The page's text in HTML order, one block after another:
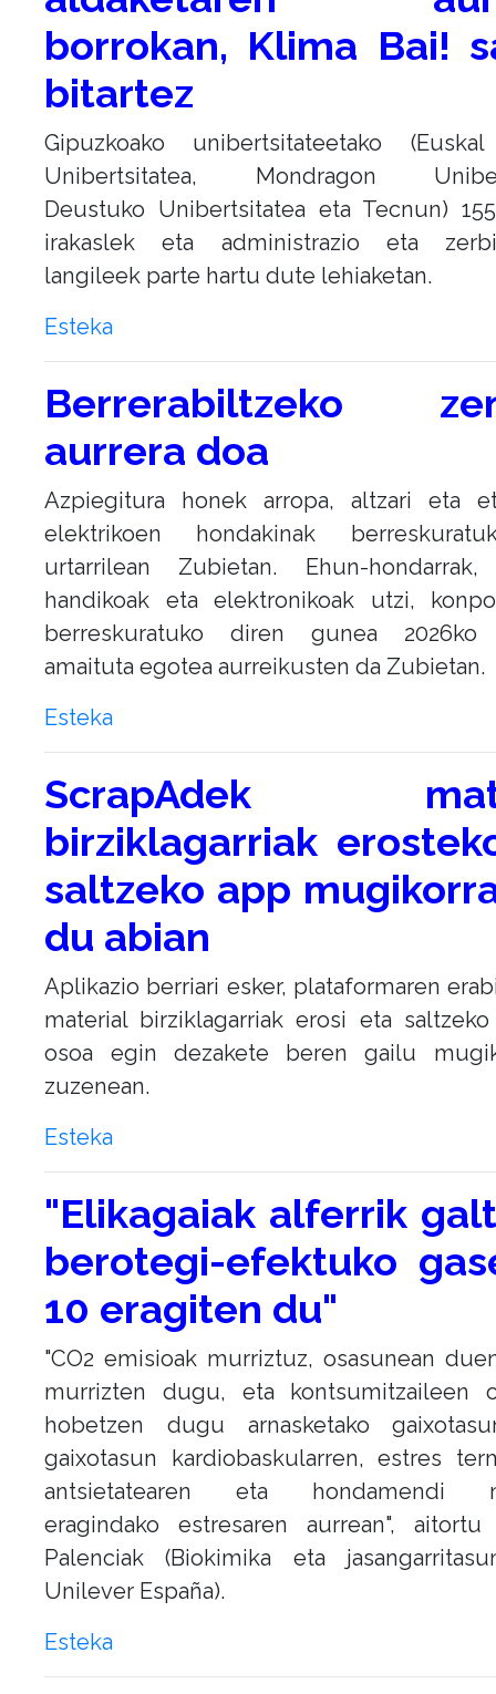
borrokan, Klima Bai!
bitartez
Gipuzkoako unibertsitateetako
Unibertsitatea, Mondragon
Deustuko Unibertsitatea eta Tecnun)
irakaslek eta administrazio eta
langileek parte hartu dute lehiaketan.
Esteka
Berrerabiltzeko
aurrera doa
Azpiegitura honek arropa, altzari eta
elektrikoen hondakinak
urtarrilean Zubietan. Ehun-hondarrak,
handikoak eta elektronikoak utzi,
berreskuratuko diren gunea 2026ko
amaituta egotea aurreikusten da Zubietan.
Esteka
ScrapAdek
birziklagarriak
saltzeko app
du abian
Aplikazio berriari esker, plataformaren
material birziklagarriak erosi eta
osoa egin dezakete beren gailu
zuzenean.
Esteka
"Elikagaiak alferrik
berotegi-efektuko
10 eragiten du"
"CO2 emisioak murriztuz, osasunean
murrizten dugu, eta kontsumitzaileen
hobetzen dugu arnasketako
gaixotasun kardiobaskularren, estres
antsietatearen eta hondamendi
eragindako estresaren aurrean",
Palenciak (Biokimika eta
Unilever España).
Esteka